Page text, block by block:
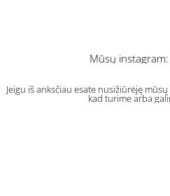
Mūsų instagram:
Jeigu iš anksčiau esate nusižiūrėję
kad turime arba